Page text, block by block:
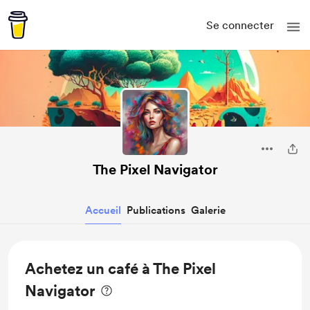
Se connecter
The Pixel Navigator
Accueil Publications Galerie
Achetez un café à The Pixel
Navigator